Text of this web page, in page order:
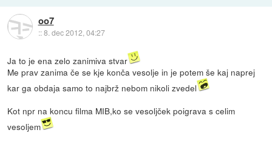
oo7
::8. dec 2012, 04:27
Ja to je ena zelo zanimiva stvar
Me prav zanima če se kje konča vesolje in je potem še kaj naprej
kar ga obdaja samo to najbrž nebom nikoli zvedel
Kot npr na koncu filma MIB,ko se vesoljček poigrava s celim
vesoljem